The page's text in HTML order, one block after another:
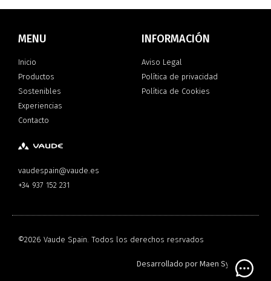
MENU
Inicio
Productos
Sostenibles
Experiencias
Contacto
INFORMACIÓN
Aviso Legal
Política de privacidad
Política de Cookies
vaudespain@vaude.es
+34 937 152 231
©2026 Vaude Spain. Todos los derechos resrvados
Desarrollado porMaen Systems
Open